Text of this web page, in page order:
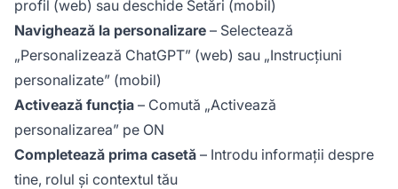
profil (web) sau deschide Setări (mobil)
Navighează la personalizare – Selectează
„Personalizează ChatGPT” (web) sau „Instrucțiuni
personalizate” (mobil)
Activează funcția – Comută „Activează
personalizarea” pe ON
Completează prima casetă – Introdu informații despre
tine, rolul și contextul tău